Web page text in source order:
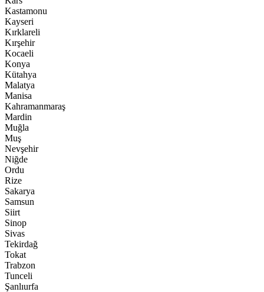
Kastamonu
Kayseri
Kırklareli
Kırşehir
Kocaeli
Konya
Kütahya
Malatya
Manisa
Kahramanmaraş
Mardin
Muğla
Muş
Nevşehir
Niğde
Ordu
Rize
Sakarya
Samsun
Siirt
Sinop
Sivas
Tekirdağ
Tokat
Trabzon
Tunceli
Şanlıurfa